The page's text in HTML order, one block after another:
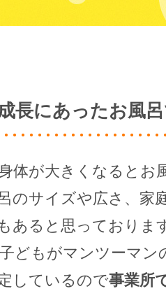
長にあったお風
体が大きくなるとお
のサイズや広さ、家
あると思っておりま
どもがマンツーマン
しているので事業所